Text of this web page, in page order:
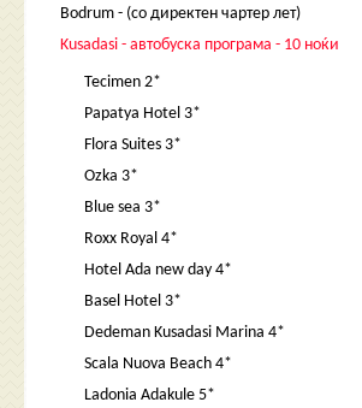
Bodrum - (со директен чартер лет)
Kusadasi - автобуска програма - 10 ноќи
Tecimen 2*
Papatya Hotel 3*
Flora Suites 3*
Ozka 3*
Blue sea 3*
Roxx Royal 4*
Hotel Ada new day 4*
Basel Hotel 3*
Dedeman Kusadasi Marina 4*
Scala Nuova Beach 4*
Ladonia Adakule 5*